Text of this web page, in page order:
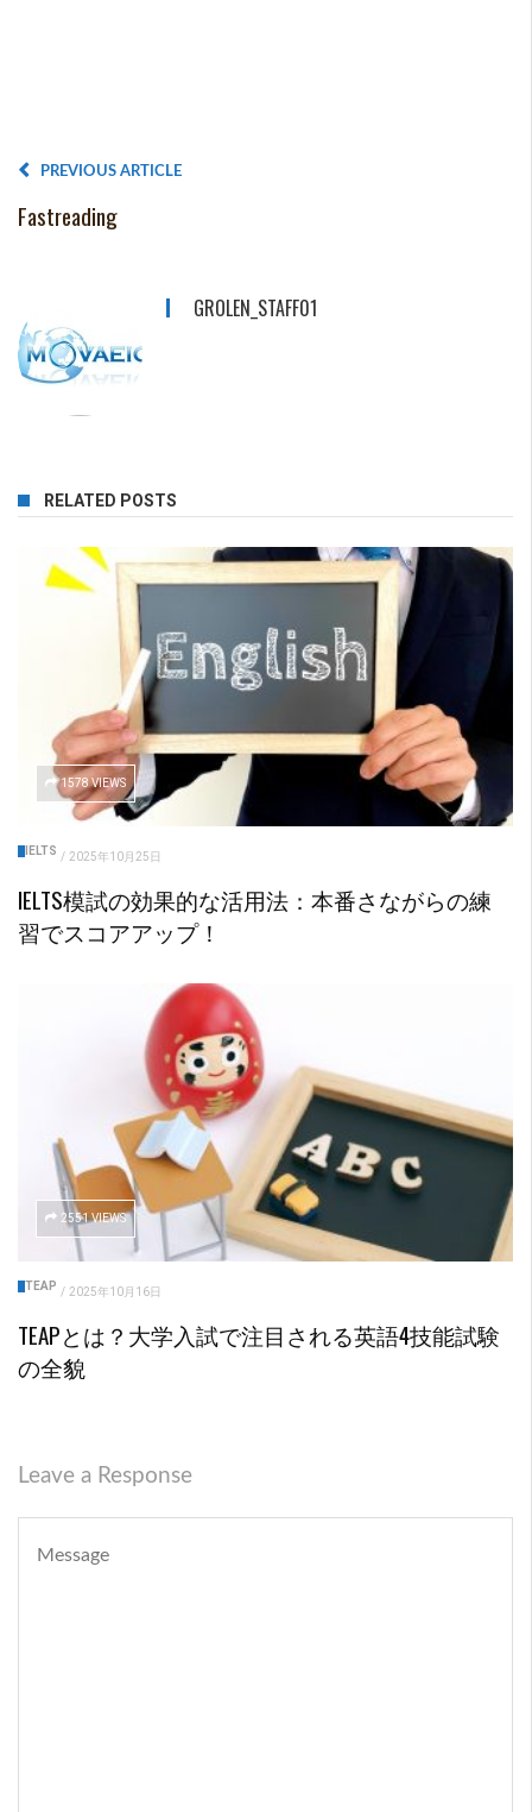
PREVIOUS ARTICLE
Fastreading
GROLEN_STAFF01
RELATED POSTS
1578 VIEWS
IELTS / 2025年10月25日
IELTS模試の効果的な活用法：本番さながらの練
習でスコアアップ！
2551 VIEWS
TEAP / 2025年10月16日
TEAPとは？大学入試で注目される英語4技能試験
の全貌
Leave a Response